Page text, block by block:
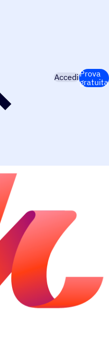
AccediProva
gratuita